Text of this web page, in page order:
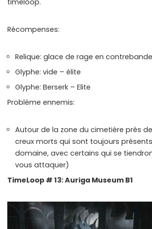
timeloop.
Récompenses:
Relique: glace de rage en contrebande
Glyphe: vide – élite
Glyphe: Berserk – Elite
Problème ennemis:
Autour de la zone du cimetière près de
creux morts qui sont toujours
domaine, avec certains qui se
vous attaquer)
TimeLoop # 13: Auriga Museum B1